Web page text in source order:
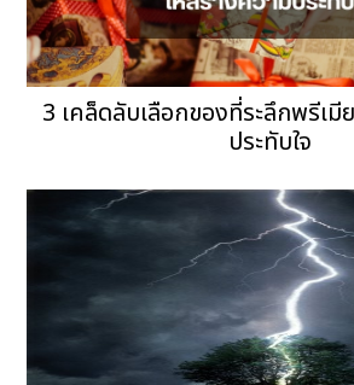
3 เคล็ดลับเลือกของที่ระลึกพรีเมี
ประทับใจ